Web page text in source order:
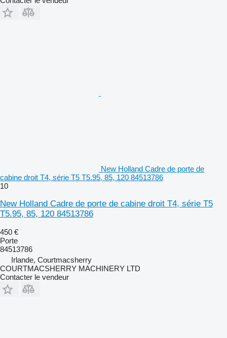
New Holland Cadre de porte de
cabine droit T4, série T5 T5.95, 85, 120 84513786
10
New Holland Cadre de porte de cabine droit T4, série T5
T5.95, 85, 120 84513786
450 €
Porte
84513786
Irlande, Courtmacsherry
COURTMACSHERRY MACHINERY LTD
Contacter le vendeur